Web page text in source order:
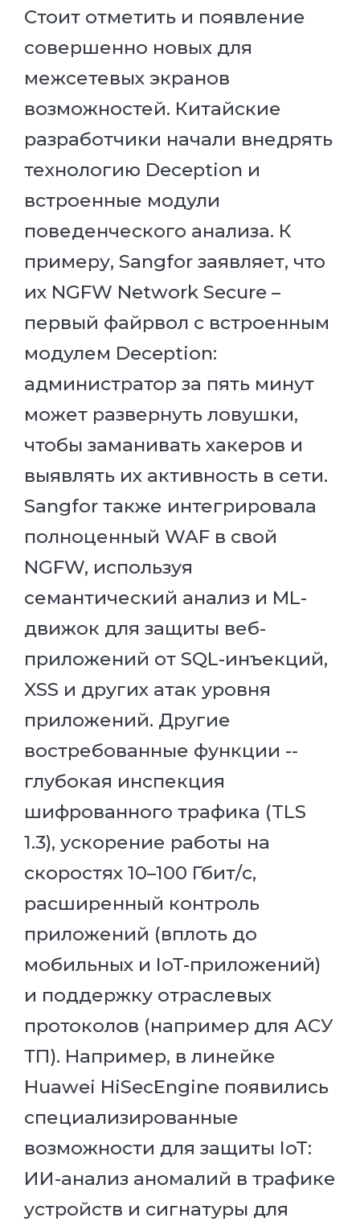
Стоит отметить и появление
совершенно новых для
межсетевых экранов
возможностей. Китайские
разработчики начали внедрять
технологию Deception и
встроенные модули
поведенческого анализа. К
примеру, Sangfor заявляет, что
их NGFW Network Secure –
первый файрвол с встроенным
модулем Deception:
администратор за пять минут
может развернуть ловушки,
чтобы заманивать хакеров и
выявлять их активность в сети.
Sangfor также интегрировала
полноценный WAF в свой
NGFW, используя
семантический анализ и ML-
движок для защиты веб-
приложений от SQL-инъекций,
XSS и других атак уровня
приложений. Другие
востребованные функции --
глубокая инспекция
шифрованного трафика (TLS
1.3), ускорение работы на
скоростях 10–100 Гбит/с,
расширенный контроль
приложений (вплоть до
мобильных и IoT-приложений)
и поддержку отраслевых
протоколов (например для АСУ
ТП). Например, в линейке
Huawei HiSecEngine появились
специализированные
возможности для защиты IoT:
ИИ-анализ аномалий в трафике
устройств и сигнатуры для